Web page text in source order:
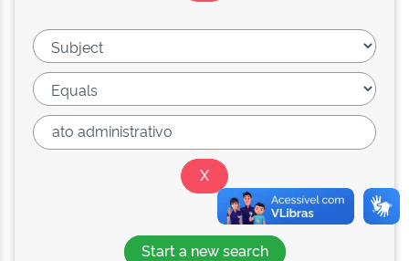
Start a new search